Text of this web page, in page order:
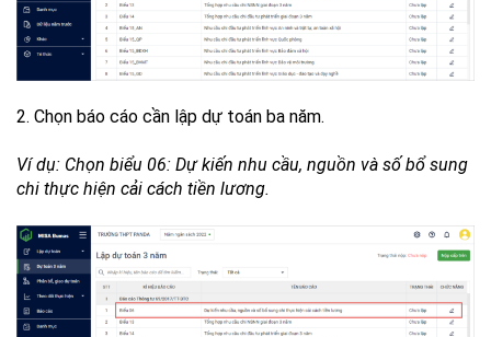
2. Chọn báo cáo cần lập dự toán ba năm.
Ví dụ: Chọn biểu 06: Dự kiến nhu cầu, nguồn và số bổ sung
chi thực hiện cải cách tiền lương.